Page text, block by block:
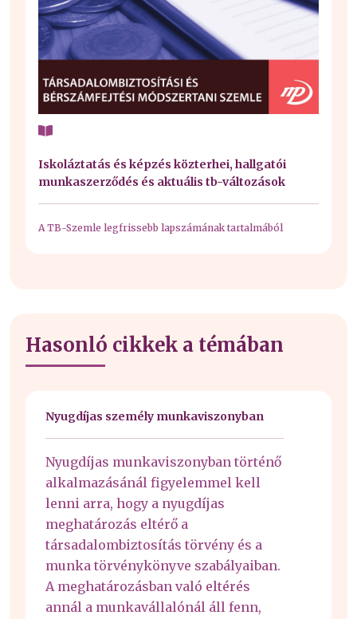
Iskoláztatás és képzés közterhei, hallgatói
munkaszerződés és aktuális tb-változások
A TB-Szemle legfrissebb lapszámának tartalmából
Hasonló cikkek a témában
Nyugdíjas személy munkaviszonyban
Nyugdíjas munkaviszonyban történő
alkalmazásánál figyelemmel kell
lenni arra, hogy a nyugdíjas
meghatározás eltérő a
társadalombiztosítás törvény és a
munka törvénykönyve szabályaiban.
A meghatározásban való eltérés
annál a munkavállalónál áll fenn,